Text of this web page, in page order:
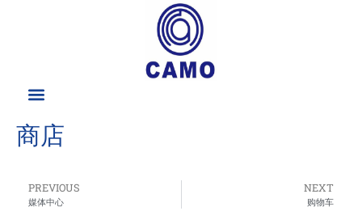
商店
PREVIOUS
媒体中心
NEXT
购物车